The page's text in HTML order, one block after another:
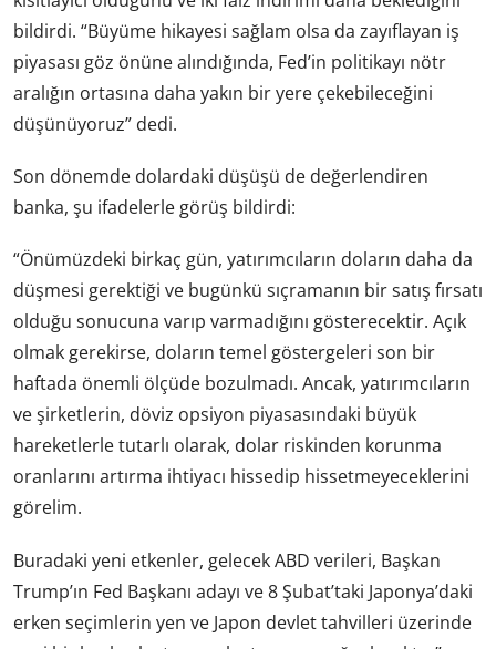
bildirdi. “Büyüme hikayesi sağlam olsa da zayıflayan iş
piyasası göz önüne alındığında, Fed’in politikayı nötr
aralığın ortasına daha yakın bir yere çekebileceğini
düşünüyoruz” dedi.
Son dönemde dolardaki düşüşü de değerlendiren
banka, şu ifadelerle görüş bildirdi:
“Önümüzdeki birkaç gün, yatırımcıların doların daha da
düşmesi gerektiği ve bugünkü sıçramanın bir satış fırsatı
olduğu sonucuna varıp varmadığını gösterecektir. Açık
olmak gerekirse, doların temel göstergeleri son bir
haftada önemli ölçüde bozulmadı. Ancak, yatırımcıların
ve şirketlerin, döviz opsiyon piyasasındaki büyük
hareketlerle tutarlı olarak, dolar riskinden korunma
oranlarını artırma ihtiyacı hissedip hissetmeyeceklerini
görelim.
Buradaki yeni etkenler, gelecek ABD verileri, Başkan
Trump’ın Fed Başkanı adayı ve 8 Şubat’taki Japonya’daki
erken seçimlerin yen ve Japon devlet tahvilleri üzerinde